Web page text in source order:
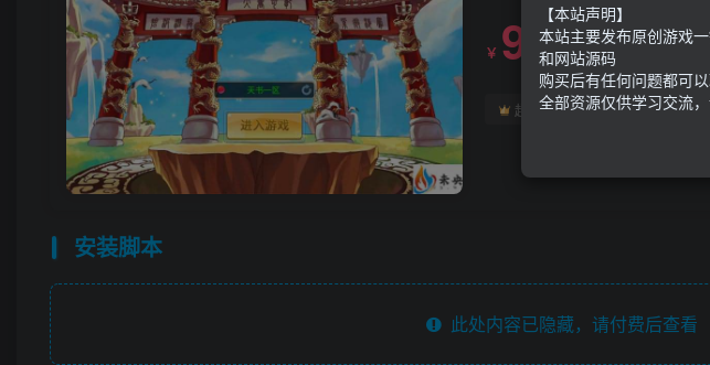
￥ 9.9 限时特惠
￥30
超级会员￥5 至尊会员￥
安装脚本
此处内容已隐藏，请付费后查看
【本站声明】
本站主要发布原创游戏
和网站源码
购买后有任何问题都可
全部资源仅供学习交流